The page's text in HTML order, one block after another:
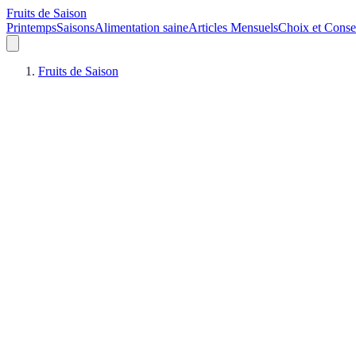
Fruits de Saison
PrintempsSaisonsAlimentation saineArticles MensuelsChoix et
Fruits de Saison